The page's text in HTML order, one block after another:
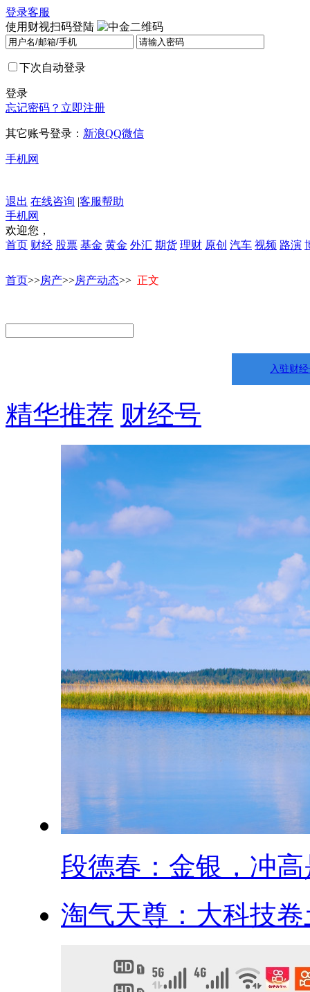
登录客服
使用财视扫码登陆
下次自动登录
登录
忘记密码？ 立即注册
其它账号登录： 新浪QQ微信
手机网
退出 在线咨询 |客服帮助
手机网
欢迎您，
首页 财经 股票 基金 黄金 外汇 期货 理财 原创 汽车 视频 路演
首页>>房产>>房产动态>> 正文
入驻财
精华推荐 财经号
段德春：金银，冲高
淘气天尊：大科技